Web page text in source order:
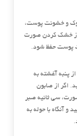
و خشونت پوست،
خشک کردن صورت
پوست حفظ شود.
پنبه آغشته به
اگر از صابون
سی ثانیه صبر
آنگاه با حوله به